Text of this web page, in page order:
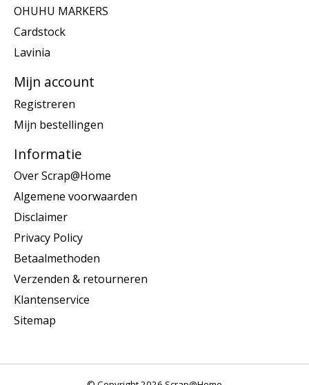
OHUHU MARKERS
Cardstock
Lavinia
Mijn account
Registreren
Mijn bestellingen
Informatie
Over Scrap@Home
Algemene voorwaarden
Disclaimer
Privacy Policy
Betaalmethoden
Verzenden & retourneren
Klantenservice
Sitemap